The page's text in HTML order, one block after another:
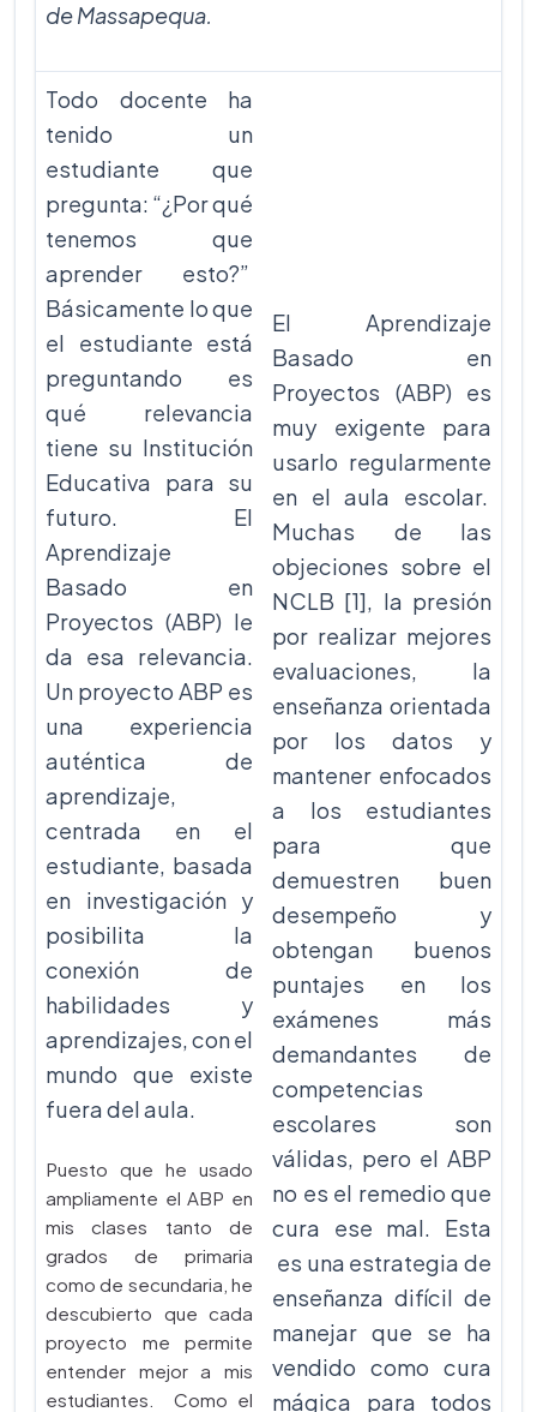
de Massapequa.
Todo docente ha
tenido un
estudiante que
pregunta: “¿Por qué
tenemos que
aprender esto?”
Básicamente lo que
el estudiante está
preguntando es
qué relevancia
tiene su Institución
Educativa para su
futuro. El
Aprendizaje
Basado en
Proyectos (ABP) le
da esa relevancia.
Un proyecto ABP es
una experiencia
auténtica de
aprendizaje,
centrada en el
estudiante, basada
en investigación y
posibilita la
conexión de
habilidades y
aprendizajes, con el
mundo que existe
fuera del aula.
Puesto que he usado
ampliamente el ABP en
mis clases tanto de
grados de primaria
como de secundaria, he
descubierto que cada
proyecto me permite
entender mejor a mis
estudiantes. Como el
El Aprendizaje
Basado en
Proyectos (ABP) es
muy exigente para
usarlo regularmente
en el aula escolar.
Muchas de las
objeciones sobre el
NCLB [1], la presión
por realizar mejores
evaluaciones, la
enseñanza orientada
por los datos y
mantener enfocados
a los estudiantes
para que
demuestren buen
desempeño y
obtengan buenos
puntajes en los
exámenes más
demandantes de
competencias
escolares son
válidas, pero el ABP
no es el remedio que
cura ese mal. Esta
es una estrategia de
enseñanza difícil de
manejar que se ha
vendido como cura
mágica para todos